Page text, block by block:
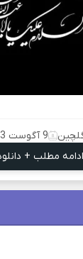
9 آگوست 2023
ادامه مطلب +